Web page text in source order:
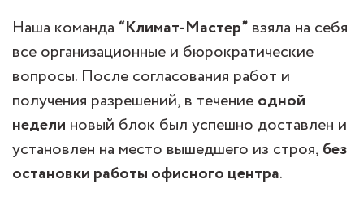
Наша команда “Климат-Мастер” взяла на себя
все организационные и бюрократические
вопросы. После согласования работ и
получения разрешений, в течение одной
недели новый блок был успешно доставлен и
установлен на место вышедшего из строя, без
остановки работы офисного центра.